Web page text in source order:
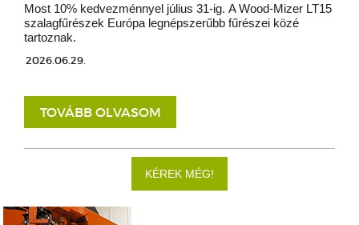
Most 10% kedvezménnyel július 31-ig. A Wood-Mizer LT15
szalagfűrészek Európa legnépszerűbb fűrészei közé
tartoznak.
2026.06.29.
TOVÁBB OLVASOM
KÉREK MÉG!